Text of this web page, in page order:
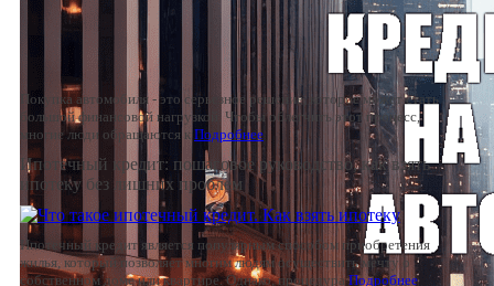
Покупка автомобиля - это серьезное решение, которое может стать
большой финансовой нагрузкой. Чтобы облегчить этот процесс,
многие люди обращаются к Подробнее
Ипотечный кредит: пошаговое руководство, как взять
ипотеку без лишних проблем
Ипотечный кредит является популярным способом приобретения
жилья, который позволяет многим людям осуществить мечту о
собственном доме или квартире. Однако, процедураПодробнее